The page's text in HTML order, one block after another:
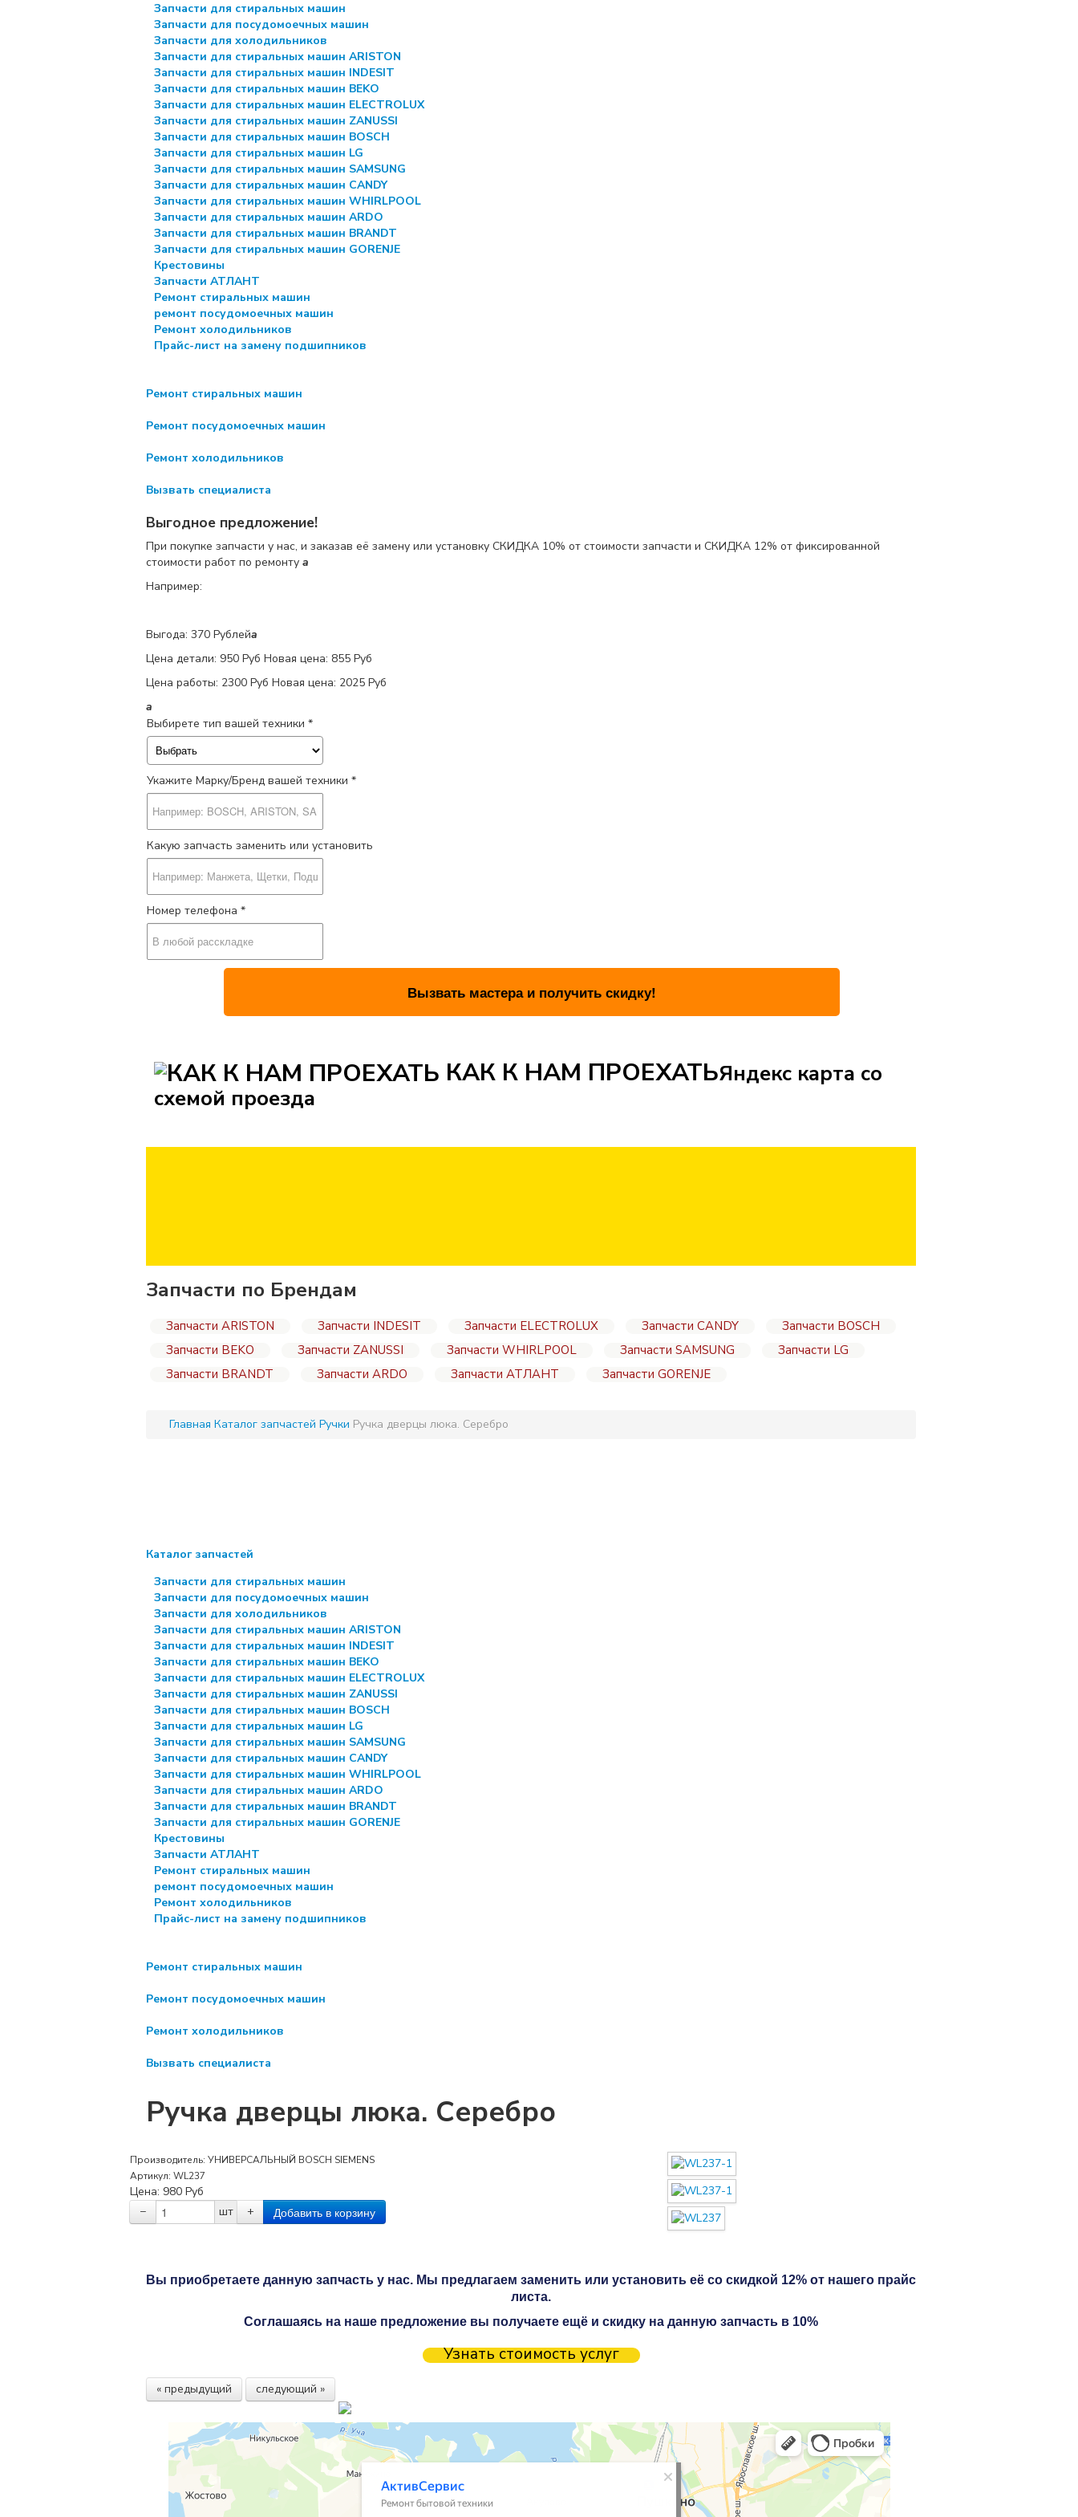
Запчасти для стиральных машин
Запчасти для посудомоечных машин
Запчасти для холодильников
Запчасти для стиральных машин ARISTON
Запчасти для стиральных машин INDESIT
Запчасти для стиральных машин BEKO
Запчасти для стиральных машин ELECTROLUX
Запчасти для стиральных машин ZANUSSI
Запчасти для стиральных машин BOSCH
Запчасти для стиральных машин LG
Запчасти для стиральных машин SAMSUNG
Запчасти для стиральных машин CANDY
Запчасти для стиральных машин WHIRLPOOL
Запчасти для стиральных машин ARDO
Запчасти для стиральных машин BRANDT
Запчасти для стиральных машин GORENJE
Крестовины
Запчасти АТЛАНТ
Ремонт стиральных машин
ремонт посудомоечных машин
Ремонт холодильников
Прайс-лист на замену подшипников
Ремонт стиральных машин
Ремонт посудомоечных машин
Ремонт холодильников
Вызвать специалиста
Выгодное предложение!
При покупке запчасти у нас, и заказав её замену или установку СКИДКА 10% от стоимости запчасти и СКИДКА 12% от фиксированной
стоимости работ по ремонту a
Например:
Выгода: 370 Рублейa
Цена детали: 950 Руб Новая цена: 855 Руб
Цена работы: 2300 Руб Новая цена: 2025 Руб
a
Выбирете тип вашей техники *
Укажите Марку/Бренд вашей техники *
Какую запчасть заменить или установить
Номер телефона *
КАК К НАМ ПРОЕХАТЬЯндекс карта со
схемой проезда
Запчасти по Брендам
Запчасти ARISTON Запчасти INDESIT Запчасти ELECTROLUX Запчасти CANDY
Запчасти BOSCH
Запчасти BEKO
Запчасти ZANUSSI Запчасти WHIRLPOOL Запчасти SAMSUNG
Запчасти LG
Запчасти BRANDT
Запчасти ARDO Запчасти АТЛАНТ Запчасти GORENJE
Главная Каталог запчастей Ручки Ручка дверцы люка. Серебро
Каталог запчастей
Запчасти для стиральных машин
Запчасти для посудомоечных машин
Запчасти для холодильников
Запчасти для стиральных машин ARISTON
Запчасти для стиральных машин INDESIT
Запчасти для стиральных машин BEKO
Запчасти для стиральных машин ELECTROLUX
Запчасти для стиральных машин ZANUSSI
Запчасти для стиральных машин BOSCH
Запчасти для стиральных машин LG
Запчасти для стиральных машин SAMSUNG
Запчасти для стиральных машин CANDY
Запчасти для стиральных машин WHIRLPOOL
Запчасти для стиральных машин ARDO
Запчасти для стиральных машин BRANDT
Запчасти для стиральных машин GORENJE
Крестовины
Запчасти АТЛАНТ
Ремонт стиральных машин
ремонт посудомоечных машин
Ремонт холодильников
Прайс-лист на замену подшипников
Ремонт стиральных машин
Ремонт посудомоечных машин
Ремонт холодильников
Вызвать специалиста
Ручка дверцы люка. Серебро
Производитель: УНИВЕРСАЛЬНЫЙ BOSCH SIEMENS
Артикул: WL237
Цена: 980 Руб
−
шт +
Вы приобретаете данную запчасть у нас. Мы предлагаем заменить или установить её со скидкой 12% от нашего прайс
листа.
Соглашаясь на наше предложение вы получаете ещё и скидку на данную запчасть в 10%
Узнать стоимость услуг
« предыдущий следующий »